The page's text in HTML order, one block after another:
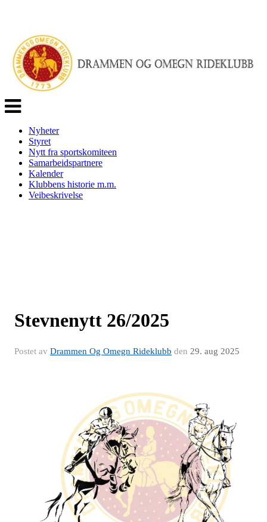
Veksle
navigasjon
Nyheter
Styret
Nytt fra sportskomiteen
Samarbeidspartnere
Kalender
Klubbens historie m.m.
Veibeskrivelse
Stevnenytt 26/2025
Postet av Drammen Og Omegn Rideklubb den 29. aug 2025